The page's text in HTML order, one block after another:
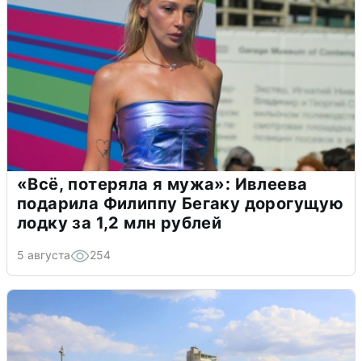
«Всё, потеряла я мужа»: Ивлеева
подарила Филиппу Бегаку дорогущую
лодку за 1,2 млн рублей
5 августа 254